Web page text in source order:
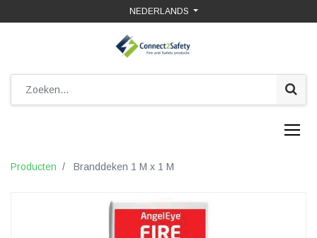
NEDERLANDS
Producten Branddeken 1 M x 1 M